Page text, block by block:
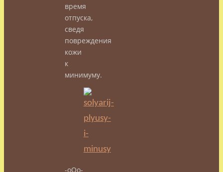
время
отпуска,
сведя
повреждения
кожи
к
минимуму.
-оОо-